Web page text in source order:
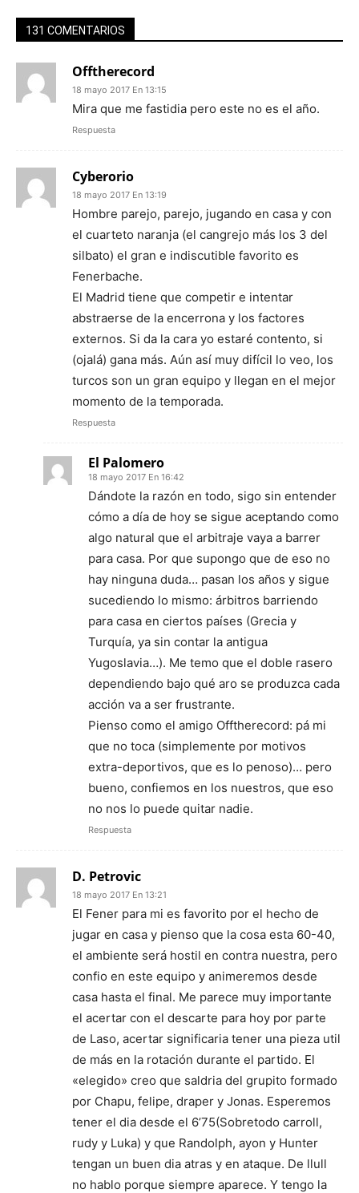
131 COMENTARIOS
Offtherecord
18 mayo 2017 En 13:15
Mira que me fastidia pero este no es el año.
Respuesta
Cyberorio
18 mayo 2017 En 13:19
Hombre parejo, parejo, jugando en casa y con
el cuarteto naranja (el cangrejo más los 3 del
silbato) el gran e indiscutible favorito es
Fenerbache.
El Madrid tiene que competir e intentar
abstraerse de la encerrona y los factores
externos. Si da la cara yo estaré contento, si
(ojalá) gana más. Aún así muy difícil lo veo, los
turcos son un gran equipo y llegan en el mejor
momento de la temporada.
Respuesta
El Palomero
18 mayo 2017 En 16:42
Dándote la razón en todo, sigo sin entender
cómo a día de hoy se sigue aceptando como
algo natural que el arbitraje vaya a barrer
para casa. Por que supongo que de eso no
hay ninguna duda… pasan los años y sigue
sucediendo lo mismo: árbitros barriendo
para casa en ciertos países (Grecia y
Turquía, ya sin contar la antigua
Yugoslavia…). Me temo que el doble rasero
dependiendo bajo qué aro se produzca cada
acción va a ser frustrante.
Pienso como el amigo Offtherecord: pá mi
que no toca (simplemente por motivos
extra-deportivos, que es lo penoso)… pero
bueno, confiemos en los nuestros, que eso
no nos lo puede quitar nadie.
Respuesta
D. Petrovic
18 mayo 2017 En 13:21
El Fener para mi es favorito por el hecho de
jugar en casa y pienso que la cosa esta 60-40,
el ambiente será hostil en contra nuestra, pero
confio en este equipo y animeremos desde
casa hasta el final. Me parece muy importante
el acertar con el descarte para hoy por parte
de Laso, acertar significaria tener una pieza util
de más en la rotación durante el partido. El
«elegido» creo que saldria del grupito formado
por Chapu, felipe, draper y Jonas. Esperemos
tener el dia desde el 6’75(Sobretodo carroll,
rudy y Luka) y que Randolph, ayon y Hunter
tengan un buen dia atras y en ataque. De llull
no hablo porque siempre aparece. Y tengo la